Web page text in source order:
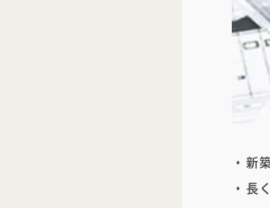
・新
・長